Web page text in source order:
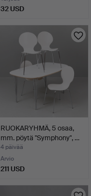
32 USD
RUOKARYHMÄ, 5 osaa,
mm. pöytä "Symphony", …
4 päivää
Arvio
211 USD